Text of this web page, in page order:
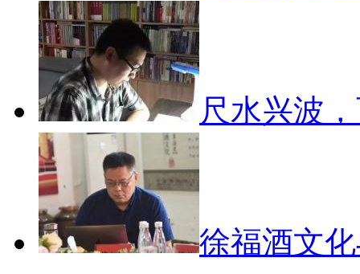
尺水兴波
徐福酒文